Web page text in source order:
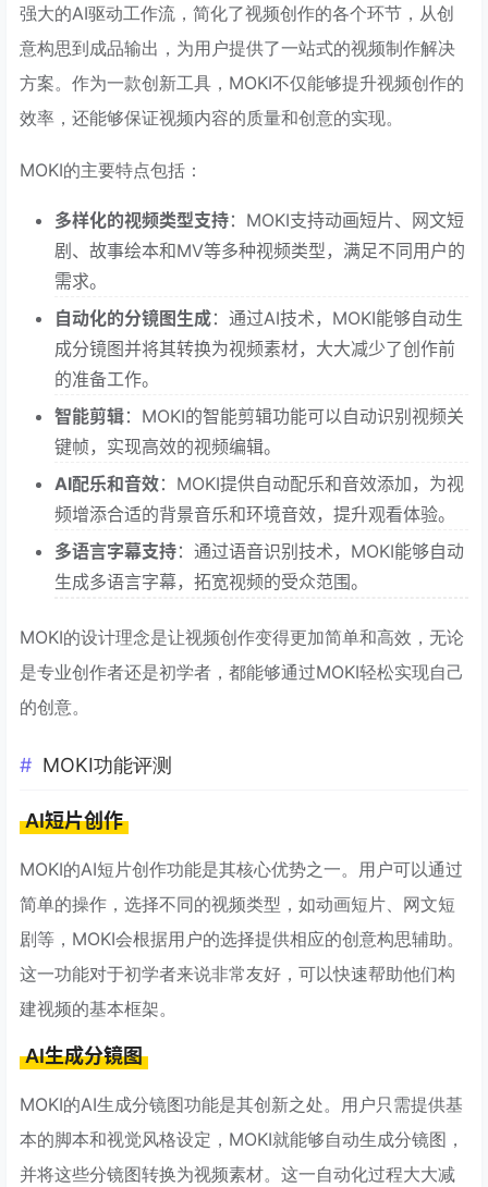
强大的AI驱动工作流，简化了视频创作的各个环节，从创
意构思到成品输出，为用户提供了一站式的视频制作解决
方案。作为一款创新工具，MOKI不仅能够提升视频创作的
效率，还能够保证视频内容的质量和创意的实现。
MOKI的主要特点包括：
多样化的视频类型支持：MOKI支持动画短片、网文短
剧、故事绘本和MV等多种视频类型，满足不同用户的
需求。
自动化的分镜图生成：通过AI技术，MOKI能够自动生
成分镜图并将其转换为视频素材，大大减少了创作前
的准备工作。
智能剪辑：MOKI的智能剪辑功能可以自动识别视频关
键帧，实现高效的视频编辑。
AI配乐和音效：MOKI提供自动配乐和音效添加，为视
频增添合适的背景音乐和环境音效，提升观看体验。
多语言字幕支持：通过语音识别技术，MOKI能够自动
生成多语言字幕，拓宽视频的受众范围。
MOKI的设计理念是让视频创作变得更加简单和高效，无论
是专业创作者还是初学者，都能够通过MOKI轻松实现自己
的创意。
MOKI功能评测
AI短片创作
MOKI的AI短片创作功能是其核心优势之一。用户可以通过
简单的操作，选择不同的视频类型，如动画短片、网文短
剧等，MOKI会根据用户的选择提供相应的创意构思辅助。
这一功能对于初学者来说非常友好，可以快速帮助他们构
建视频的基本框架。
AI生成分镜图
MOKI的AI生成分镜图功能是其创新之处。用户只需提供基
本的脚本和视觉风格设定，MOKI就能够自动生成分镜图，
并将这些分镜图转换为视频素材。这一自动化过程大大减